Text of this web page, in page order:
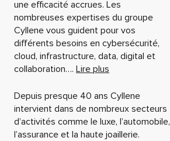
une efficacité accrues. Les
nombreuses expertises du groupe
Cyllene vous guident pour vos
différents besoins en cybersécurité,
cloud, infrastructure, data, digital et
collaboration…. Lire plus
Depuis presque 40 ans Cyllene
intervient dans de nombreux secteurs
d’activités comme le luxe, l’automobile,
l’assurance et la haute joaillerie.